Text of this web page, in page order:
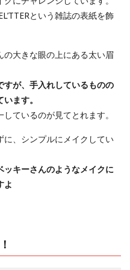
という雑誌の表紙を飾
の大きな眼の上にある太い眉
すが、手入れしているものの
ます。
ているのが見てとれます。
に、シンプルにメイクしてい
キーさんのようなメイクに
よ